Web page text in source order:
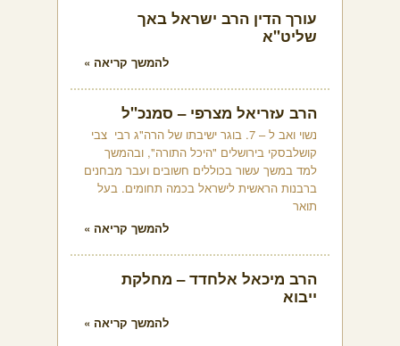
עורך הדין הרב ישראל באך
שליט"א
להמשך קריאה »
הרב עזריאל מצרפי – סמנכ"ל
נשוי ואב ל – 7. בוגר ישיבתו של הרה"ג רבי צבי
קושלבסקי בירושלים "היכל התורה", ובהמשך
למד במשך עשור בכוללים חשובים ועבר מבחנים
ברבנות הראשית לישראל בכמה תחומים. בעל
תואר
להמשך קריאה »
הרב מיכאל אלחדד – מחלקת
ייבוא
להמשך קריאה »